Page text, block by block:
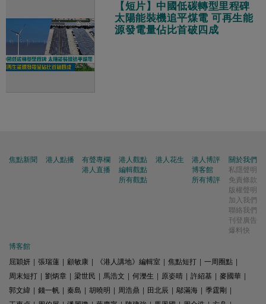
【短片】中國低碳轉型里程碑
太陽能裝機追平煤電 可再生能
源發電量佔比首破四成
焦點新聞 港人點播
有聲專欄
港人直播
港人觀點
編輯觀點
所有觀點
港人花生
港人博評
博客館
所有博評
關於我們
私隱聲明
免責條款
版權聲明
加入我們
聯絡我們
刊登廣告
爆料快
博客館
屈穎妍
張瑞蓮 顧敏康 《港人講地》編輯室 焦點短打 一周圈點
周末短打
劉炳章 梁世民 馬浩文 何濼生 原姿晴 許紹基 麥國華
郭文緯
錢一帆 秦島 胡曉明 周浩鼎 田北辰 鄔滿海 季霆剛